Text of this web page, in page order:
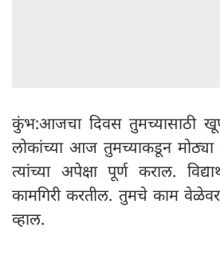
कुंभ:आजचा दिवस तुमच्यासाठी
लोकांच्या आज तुमच्याकडून मोठ्या
त्यांच्या अपेक्षा पूर्ण कराल.
कामगिरी करतील. तुमचे काम
व्हाल.